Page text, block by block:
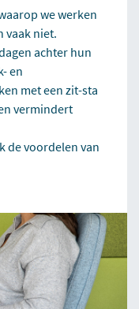
we werken
vaak niet.
achter hun
en
met een zit-sta
vermindert
de voordelen van